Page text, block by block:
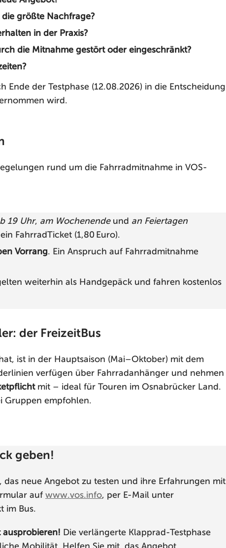
größte Nachfrage?
in der Praxis?
die Mitnahme gestört oder eingeschränkt?
Ende der Testphase (12.08.2026) in die Entscheidung
wird.
rund um die Fahrradmitnahme in VOS-
19 Uhr, am Wochenendeund an Feiertagen
FahrradTicket (1,80 Euro).
Vorrang. Ein Anspruch auf Fahrradmitnahme
weiterhin als Handgepäck und fahren kostenlos
der FreizeitBus
ist in der Hauptsaison (Mai–Oktober) mit dem
verfügen über Fahrradanhänger und nehmen
mit – ideal für Touren im Osnabrücker Land.
Gruppen empfohlen.
geben!
das neue Angebot zu testen und ihre Erfahrungen mit
auf www.vos.info, per E-Mail unter
im Bus.
ausprobieren! Die verlängerte Klapprad-Testphase
Mobilität. Helfen Sie mit, das Angebot